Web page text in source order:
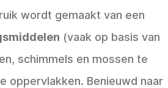
wordt gemaakt van een
(vaak op basis van
schimmels en mossen te
oppervlakken. Benieuwd naar